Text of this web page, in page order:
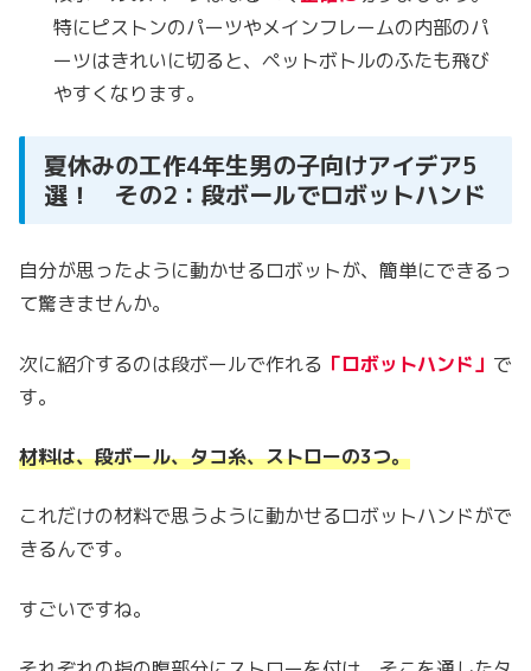
特にピストンのパーツやメインフレームの内部のパ
ーツはきれいに切ると、ペットボトルのふたも飛び
やすくなります。
夏休みの工作4年生男の子向けアイデア5
選！ その2：段ボールでロボットハンド
自分が思ったように動かせるロボットが、簡単にできるっ
て驚きませんか。
次に紹介するのは段ボールで作れる 「ロボットハンド」 で
す。
材料は、段ボール、タコ糸、ストローの3つ。
これだけの材料で思うように動かせるロボットハンドがで
きるんです。
すごいですね。